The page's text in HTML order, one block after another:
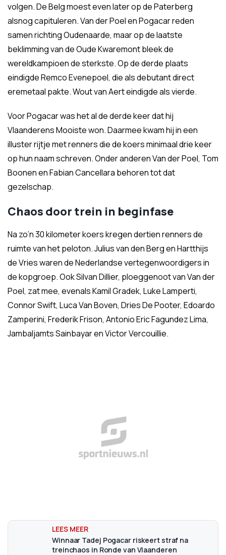
volgen. De Belg moest even later op de Paterberg
alsnog capituleren. Van der Poel en Pogacar reden
samen richting Oudenaarde, maar op de laatste
beklimming van de Oude Kwaremont bleek de
wereldkampioen de sterkste. Op de derde plaats
eindigde Remco Evenepoel, die als debutant direct
eremetaal pakte. Wout van Aert eindigde als vierde.
Voor Pogacar was het al de derde keer dat hij
Vlaanderens Mooiste won. Daarmee kwam hij in een
illuster rijtje met renners die de koers minimaal drie keer
op hun naam schreven. Onder anderen Van der Poel, Tom
Boonen en Fabian Cancellara behoren tot dat
gezelschap.
Chaos door trein in beginfase
Na zo’n 30 kilometer koers kregen dertien renners de
ruimte van het peloton. Julius van den Berg en Hartthijs
de Vries waren de Nederlandse vertegenwoordigers in
de kopgroep. Ook Silvan Dillier, ploeggenoot van Van der
Poel, zat mee, evenals Kamil Gradek, Luke Lamperti,
Connor Swift, Luca Van Boven, Dries De Pooter, Edoardo
Zamperini, Frederik Frison, Antonio Eric Fagundez Lima,
Jambaljamts Sainbayar en Victor Vercouillie.
Winnaar Tadej Pogacar riskeert straf na
treinchaos in Ronde van Vlaanderen